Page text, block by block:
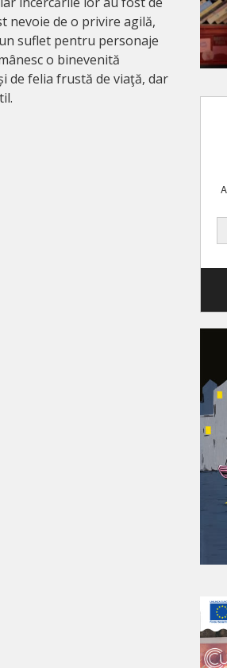
nevoie de o privire agilă,
suflet pentru personaje
o binevenită
de felia frustă de viaţă, dar